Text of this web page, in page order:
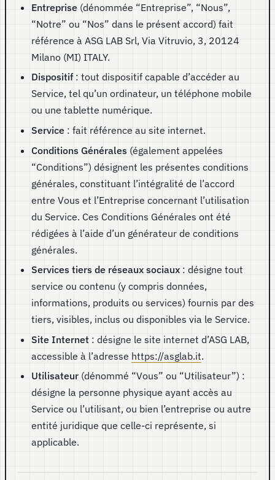
Entreprise (dénommée “Entreprise”, “Nous”,
“Notre” ou “Nos” dans le présent accord) fait
référence à ASG LAB Srl, Via Vitruvio, 3, 20124
Milano (MI) ITALY.
Dispositif: tout dispositif capable d’accéder au
Service, tel qu’un ordinateur, un téléphone mobile
ou une tablette numérique.
Service : fait référence au site internet.
Conditions Générales (également appelées
“Conditions”) désignent les présentes conditions
générales, constituant l’intégralité de l’accord
entre Vous et l’Entreprise concernant l’utilisation
du Service. Ces Conditions Générales ont été
rédigées à l’aide d’un générateur de conditions
générales.
Services tiers de réseaux sociaux : désigne tout
service ou contenu (y compris données,
informations, produits ou services) fournis par des
tiers, visibles, inclus ou disponibles via le Service.
Site Internet : désigne le site internet d’ASG LAB,
accessible à l’adresse https://asglab.it.
Utilisateur (dénommé “Vous” ou “Utilisateur”) :
désigne la personne physique ayant accès au
Service ou l’utilisant, ou bien l’entreprise ou autre
entité juridique que celle-ci représente, si
applicable.